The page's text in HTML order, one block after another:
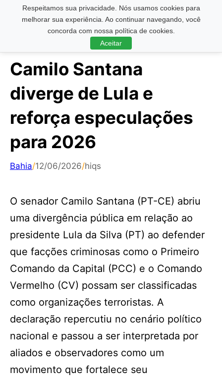
Respeitamos sua privacidade. Nós usamos cookies para
melhorar sua experiência. Ao continuar navegando, você
concorda com nossa política de cookies.
Aceitar
Pesquisar ...
Camilo Santana
diverge de Lula e
reforça especulações
para 2026
Bahia/12/06/2026/hiqs
O senador Camilo Santana (PT-CE) abriu
uma divergência pública em relação ao
presidente Lula da Silva (PT) ao defender
que facções criminosas como o Primeiro
Comando da Capital (PCC) e o Comando
Vermelho (CV) possam ser classificadas
como organizações terroristas. A
declaração repercutiu no cenário político
nacional e passou a ser interpretada por
aliados e observadores como um
movimento que fortalece seu